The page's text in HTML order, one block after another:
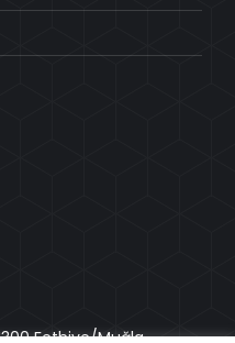
Fethiye/Muğla